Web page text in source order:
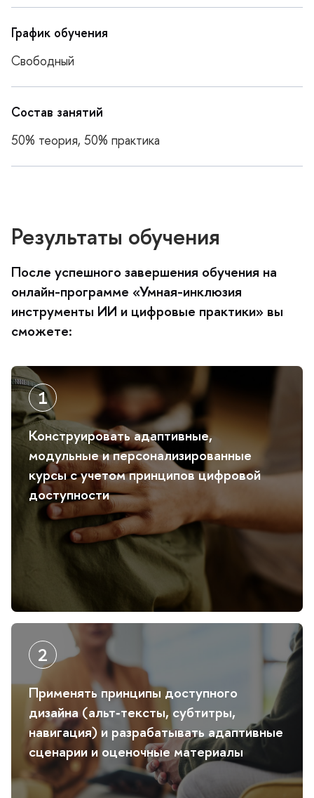
График обучения
Свободный
Состав занятий
50% теория, 50% практика
Результаты обучения
После успешного завершения обучения на
онлайн-программе «Умная-инклюзия
инструменты ИИ и цифровые практики» вы
сможете:
Конструировать адаптивные,
модульные и персонализированные
курсы с учетом принципов цифровой
доступности
Применять принципы доступного
дизайна (альт‑тексты, субтитры,
навигация) и разрабатывать адаптивные
сценарии и оценочные материалы